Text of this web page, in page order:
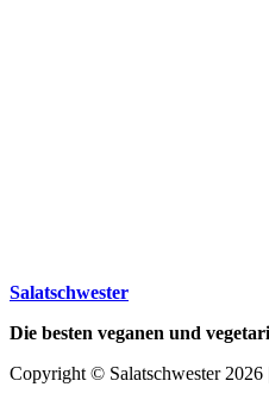
Salatschwester
Die besten veganen und
Copyright © Salatschwester 2026